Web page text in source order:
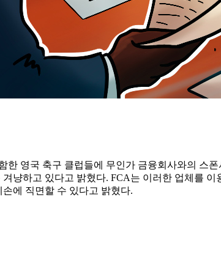
한 영국 축구 클럽들에 무인가 금융회사와의 스
냥하고 있다고 밝혔다. FCA는 이러한 업체를
에 직면할 수 있다고 밝혔다.